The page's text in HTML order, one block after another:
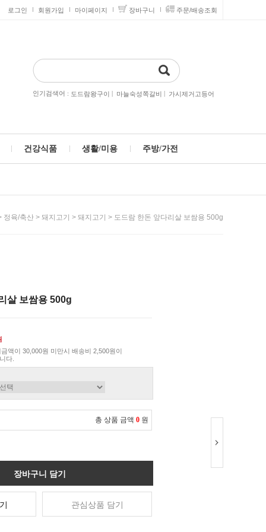
로그인 회원가입 마이페이지 장바구니 주문/배송조회
인기검색어 : 도드람왕구이 | 마늘숙성쪽갈비 | 가시제거고등어
건강식품 생활/미용 주방/가전
정육/축산 > 돼지고기 > 돼지고기 > 도드람 한돈 앞다리살 보쌈용 500g
살 보쌈용 500g
액이 30,000원 미만시 배송비 2,500원이
다.
총 상품 금액 0 원
장바구니 담기
관심상품 담기